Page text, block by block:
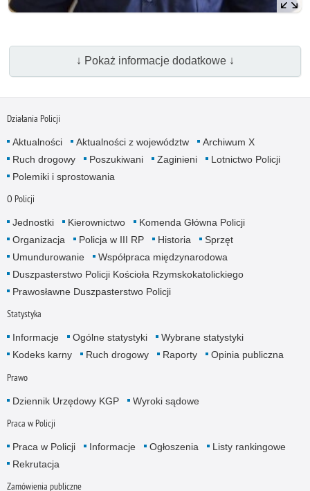
↓ Pokaż informacje dodatkowe ↓
Działania Policji
Aktualności Aktualności z województw
Archiwum X
Ruch drogowy
Poszukiwani Zaginieni
Lotnictwo Policji
Polemiki i sprostowania
O Policji
Jednostki Kierownictwo
Komenda Główna Policji
Organizacja
Policja w III RP Historia
Sprzęt
Umundurowanie
Współpraca międzynarodowa
Duszpasterstwo Policji Kościoła Rzymskokatolickiego
Prawosławne Duszpasterstwo Policji
Statystyka
Informacje Ogólne statystyki
Wybrane statystyki
Kodeks karny
Ruch drogowy Raporty Opinia publiczna
Prawo
Dziennik Urzędowy KGP Wyroki sądowe
Praca w Policji
Praca w Policji Informacje Ogłoszenia
Listy rankingowe
Rekrutacja
Zamówienia publiczne